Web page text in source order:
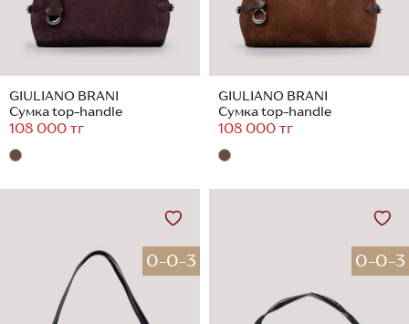
GIULIANO BRANI
Сумка top-handle
108 000 тг
GIULIANO BRANI
Сумка top-handle
108 000 тг
0-0-3 0-0-3